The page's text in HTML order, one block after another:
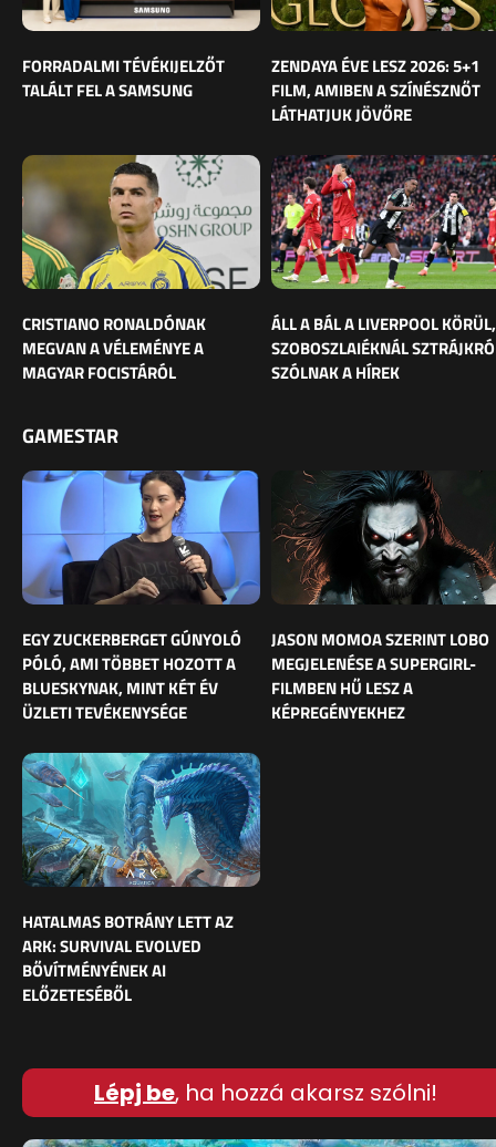
FORRADALMI TÉVÉKIJELZŐT
TALÁLT FEL A SAMSUNG
ZENDAYA ÉVE LESZ 2026: 5+1
FILM, AMIBEN A SZÍNÉSZNŐT
LÁTHATJUK JÖVŐRE
CRISTIANO RONALDÓNAK
MEGVAN A VÉLEMÉNYE A
MAGYAR FOCISTÁRÓL
ÁLL A BÁL A LIVERPOOL KÖRÜL,
SZOBOSZLAIÉKNÁL
SZÓLNAK A HÍREK
GAMESTAR
EGY ZUCKERBERGET GÚNYOLÓ
PÓLÓ, AMI TÖBBET HOZOTT A
BLUESKYNAK, MINT KÉT ÉV
ÜZLETI TEVÉKENYSÉGE
JASON MOMOA SZERINT LOBO
MEGJELENÉSE A SUPERGIRL-
FILMBEN HŰ LESZ A
KÉPREGÉNYEKHEZ
HATALMAS BOTRÁNY LETT AZ
ARK: SURVIVAL EVOLVED
BŐVÍTMÉNYÉNEK AI
ELŐZETESÉBŐL
Lépj be, ha hozzá akarsz szólni!